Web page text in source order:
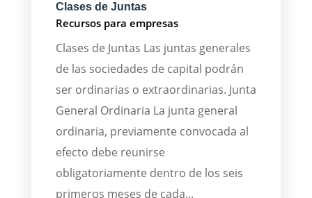
Clases de Juntas
Recursos para empresas
Clases de Juntas Las juntas generales
de las sociedades de capital podrán
ser ordinarias o extraordinarias. Junta
General Ordinaria La junta general
ordinaria, previamente convocada al
efecto debe reunirse
obligatoriamente dentro de los seis
primeros meses de cada...